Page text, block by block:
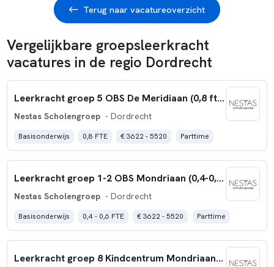
Terug naar vacatureoverzicht
Vergelijkbare groepsleerkracht
vacatures in de regio Dordrecht
Leerkracht groep 5 OBS De Meridiaan (0,8 fte)
Nestas Scholengroep - Dordrecht
Basisonderwijs 0,8 FTE € 3622 - 5520 Parttime
Leerkracht groep 1-2 OBS Mondriaan (0,4-0,6 fte)
Nestas Scholengroep - Dordrecht
Basisonderwijs 0,4 - 0,6 FTE € 3622 - 5520 Parttime
Leerkracht groep 8 Kindcentrum Mondriaan (0,6-1,0 fte)